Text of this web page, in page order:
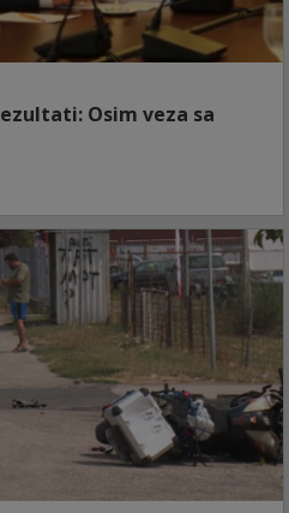
Osim veza sa